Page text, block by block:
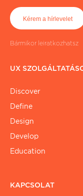
Bármikor leiratkozhatsz
UX
Discover
Define
Design
Develop
Education
KAPCSOLAT